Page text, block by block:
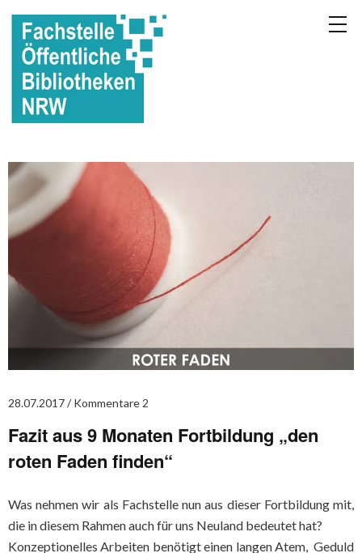
28.07.2017 Kommentare 2
Fazit aus 9 Monaten Fortbildung „den
roten Faden finden“
Was nehmen wir als Fachstelle nun aus dieser Fortbildung mit,
die in diesem Rahmen auch für uns Neuland bedeutet hat?
Konzeptionelles Arbeiten benötigt einen langen Atem, Geduld